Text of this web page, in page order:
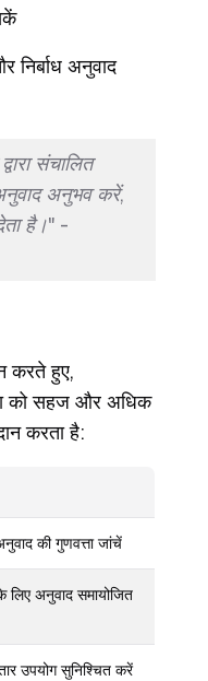
निर्बाध अनुवाद
संचालित
अनुभव करें,
है।" -
करते हुए,
को सहज और अधिक
करता है:
की गुणवत्ता जांचें
अनुवाद समायोजित
उपयोग सुनिश्चित करें